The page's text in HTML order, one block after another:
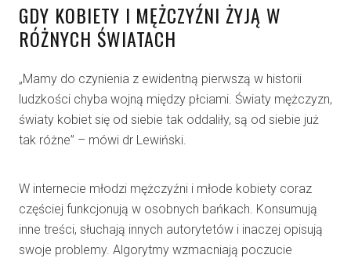
GDY KOBIETY I MĘŻCZYŹNI ŻYJĄ W
RÓŻNYCH ŚWIATACH
„Mamy do czynienia z ewidentną pierwszą w historii
ludzkości chyba wojną między płciami. Światy mężczyzn,
światy kobiet się od siebie tak oddaliły, są od siebie już
tak różne” – mówi dr Lewiński.
W internecie młodzi mężczyźni i młode kobiety coraz
częściej funkcjonują w osobnych bańkach. Konsumują
inne treści, słuchają innych autorytetów i inaczej opisują
swoje problemy. Algorytmy wzmacniają poczucie